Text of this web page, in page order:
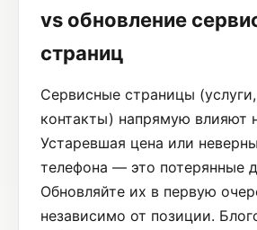
vs обновление
страниц
Сервисные страницы
контакты) напрямую влияют
Устаревшая цена или
телефона — это потерянные
Обновляйте их в первую
независимо от позиции.